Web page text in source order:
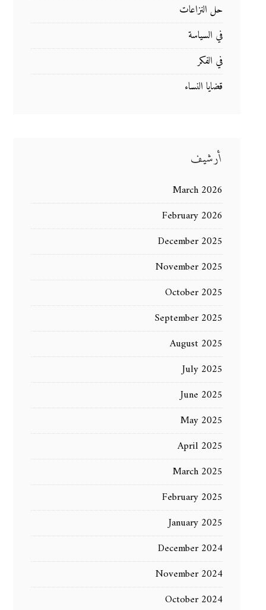
حل النزاعات
في السياسة
في الفكر
قضايا النساء
أرشيف
March 2026
February 2026
December 2025
November 2025
October 2025
September 2025
August 2025
July 2025
June 2025
May 2025
April 2025
March 2025
February 2025
January 2025
December 2024
November 2024
October 2024